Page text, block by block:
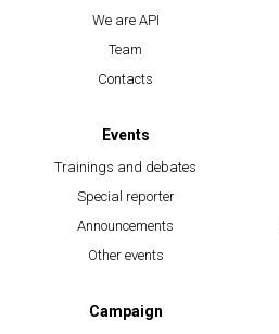
We are API
Team
Contacts
Events
Trainings and debates
Special reporter
Announcements
Other events
Campaign